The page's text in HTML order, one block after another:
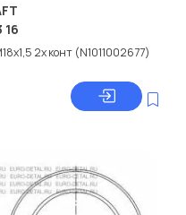
16
2х конт (N1011002677)